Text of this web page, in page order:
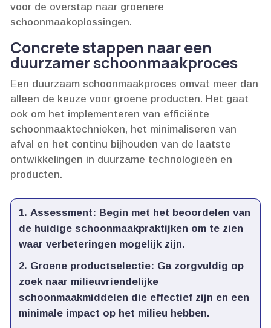
voor de overstap naar groenere
schoonmaakoplossingen.​
Concrete stappen naar een
duurzamer schoonmaakproces
Een duurzaam schoonmaakproces omvat meer dan
alleen de keuze voor groene producten.​ Het gaat
ook om het implementeren van efficiënte
schoonmaaktechnieken, het minimaliseren van
afval en het continu bijhouden van de laatste
ontwikkelingen in duurzame technologieën en
producten.​
Assessment: Begin met het beoordelen van
de huidige schoonmaakpraktijken om te zien
waar verbeteringen mogelijk zijn.​
Groene productselectie: Ga zorgvuldig op
zoek naar milieuvriendelijke
schoonmaakmiddelen die effectief zijn en een
minimale impact op het milieu hebben.​